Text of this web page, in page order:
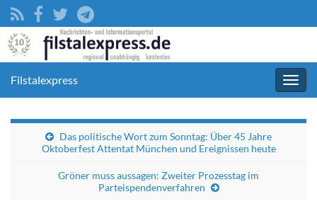
Filstalexpress
Das politische Wort zum Sonntag: Über 45 Jahre
Oktoberfest Attentat München und Ereignissen heute
Gröner muss aussagen: Zweiter Prozesstag im
Parteispendenverfahren